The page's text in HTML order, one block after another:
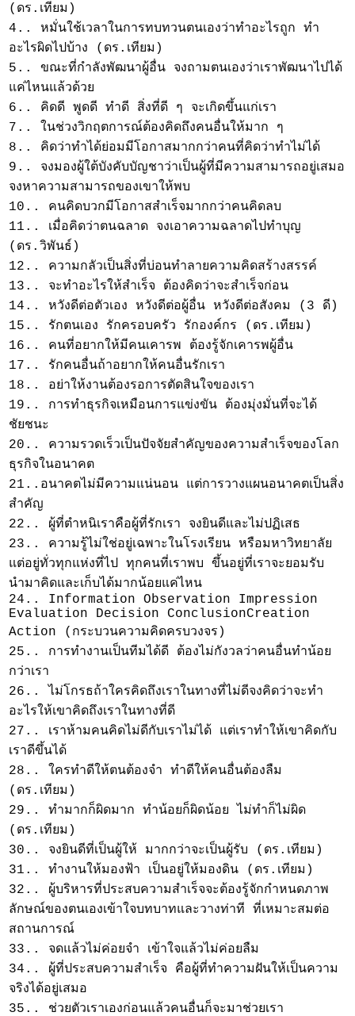
(ดร.เทียม)
4.. หมั่นใช้เวลาในการทบทวนตนเองว่าทำอะไรถูก ทำ
อะไรผิดไปบ้าง (ดร.เทียม)
5.. ขณะที่กำลังพัฒนาผู้อื่น จงถามตนเองว่าเราพัฒนาไปได้
แค่ไหนแล้วด้วย
6.. คิดดี พูดดี ทำดี สิ่งที่ดี ๆ จะเกิดขึ้นแก่เรา
7.. ในช่วงวิกฤตการณ์ต้องคิดถึงคนอื่นให้มาก ๆ
8.. คิดว่าทำได้ย่อมมีโอกาสมากกว่าคนที่คิดว่าทำไม่ได้
9.. จงมองผู้ใต้บังคับบัญชาว่าเป็นผู้ที่มีความสามารถอยู่เสมอ
จงหาความสามารถของเขาให้พบ
10.. คนคิดบวกมีโอกาสสำเร็จมากกว่าคนคิดลบ
11.. เมื่อคิดว่าตนฉลาด จงเอาความฉลาดไปทำบุญ
(ดร.วิพันธ์)
12.. ความกลัวเป็นสิ่งที่บ่อนทำลายความคิดสร้างสรรค์
13.. จะทำอะไรให้สำเร็จ ต้องคิดว่าจะสำเร็จก่อน
14.. หวังดีต่อตัวเอง หวังดีต่อผู้อื่น หวังดีต่อสังคม (3 ดี)
15.. รักตนเอง รักครอบครัว รักองค์กร (ดร.เทียม)
16.. คนที่อยากให้มีคนเคารพ ต้องรู้จักเคารพผู้อื่น
17.. รักคนอื่นถ้าอยากให้คนอื่นรักเรา
18.. อย่าให้งานต้องรอการตัดสินใจของเรา
19.. การทำธุรกิจเหมือนการแข่งขัน ต้องมุ่งมั่นที่จะได้
ชัยชนะ
20.. ความรวดเร็วเป็นปัจจัยสำคัญของความสำเร็จของโลก
ธุรกิจในอนาคต
21..อนาคตไม่มีความแน่นอน แต่การวางแผนอนาคตเป็นสิ่ง
สำคัญ
22.. ผู้ที่ตำหนิเราคือผู้ที่รักเรา จงยินดีและไม่ปฏิเสธ
23.. ความรู้ไม่ใช่อยู่เฉพาะในโรงเรียน หรือมหาวิทยาลัย
แต่อยู่ทั่วทุกแห่งที่ไป ทุกคนที่เราพบ ขึ้นอยู่ที่เราจะยอมรับ
นำมาคิดและเก็บได้มากน้อยแค่ไหน
24.. Information Observation Impression
Evaluation Decision ConclusionCreation
Action (กระบวนความคิดครบวงจร)
25.. การทำงานเป็นทีมได้ดี ต้องไม่กังวลว่าคนอื่นทำน้อย
กว่าเรา
26.. ไม่โกรธถ้าใครคิดถึงเราในทางที่ไม่ดีจงคิดว่าจะทำ
อะไรให้เขาคิดถึงเราในทางที่ดี
27.. เราห้ามคนคิดไม่ดีกับเราไม่ได้ แต่เราทำให้เขาคิดกับ
เราดีขึ้นได้
28.. ใครทำดีให้ตนต้องจำ ทำดีให้คนอื่นต้องลืม
(ดร.เทียม)
29.. ทำมากก็ผิดมาก ทำน้อยก็ผิดน้อย ไม่ทำก็ไม่ผิด
(ดร.เทียม)
30.. จงยินดีที่เป็นผู้ให้ มากกว่าจะเป็นผู้รับ (ดร.เทียม)
31.. ทำงานให้มองฟ้า เป็นอยู่ให้มองดิน (ดร.เทียม)
32.. ผู้บริหารที่ประสบความสำเร็จจะต้องรู้จักกำหนดภาพ
ลักษณ์ของตนเองเข้าใจบทบาทและวางท่าที ที่เหมาะสมต่อ
สถานการณ์
33.. จดแล้วไม่ค่อยจำ เข้าใจแล้วไม่ค่อยลืม
34.. ผู้ที่ประสบความสำเร็จ คือผู้ที่ทำความฝันให้เป็นความ
จริงได้อยู่เสมอ
35.. ช่วยตัวเราเองก่อนแล้วคนอื่นก็จะมาช่วยเรา